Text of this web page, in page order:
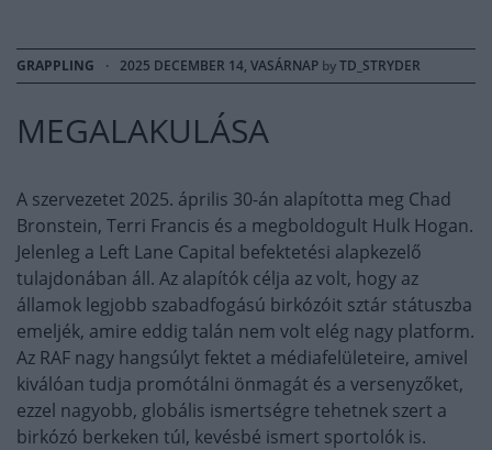
GRAPPLING · 2025 DECEMBER 14, VASÁRNAP byTD_STRYDER
MEGALAKULÁSA
A szervezetet 2025. április 30-án alapította meg Chad
Bronstein, Terri Francis és a megboldogult Hulk Hogan.
Jelenleg a Left Lane Capital befektetési alapkezelő
tulajdonában áll. Az alapítók célja az volt, hogy az
államok legjobb szabadfogású birkózóit sztár státuszba
emeljék, amire eddig talán nem volt elég nagy platform.
Az RAF nagy hangsúlyt fektet a médiafelületeire, amivel
kiválóan tudja promótálni önmagát és a versenyzőket,
ezzel nagyobb, globális ismertségre tehetnek szert a
birkózó berkeken túl, kevésbé ismert sportolók is.